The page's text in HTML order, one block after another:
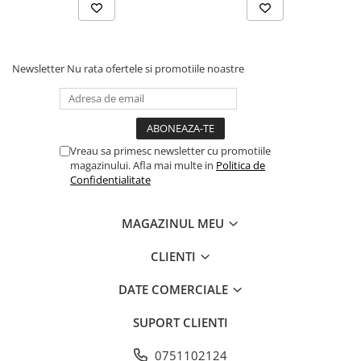
Curele ventilator
Radiator
Termostat apa
Intinzator de curea
Cilindru hidraulic de ridicare
Cablu hidraulic, piese
Cutie de viteze
Ax cutie viteze
Pinion cutie viteze
Rulmenti cutie viteze
Bolt reductor transmisie
Rulment reductor transmisie
Simering, garnitura reductor
Arbore ax priza de putere
Newsletter Nu rata ofertele si promotiile noastre
Vreau sa primesc newsletter cu promotiile
magazinului. Afla mai multe in Politica de
Confidentialitate
MAGAZINUL MEU
CLIENTI
DATE COMERCIALE
SUPORT CLIENTI
0751102124